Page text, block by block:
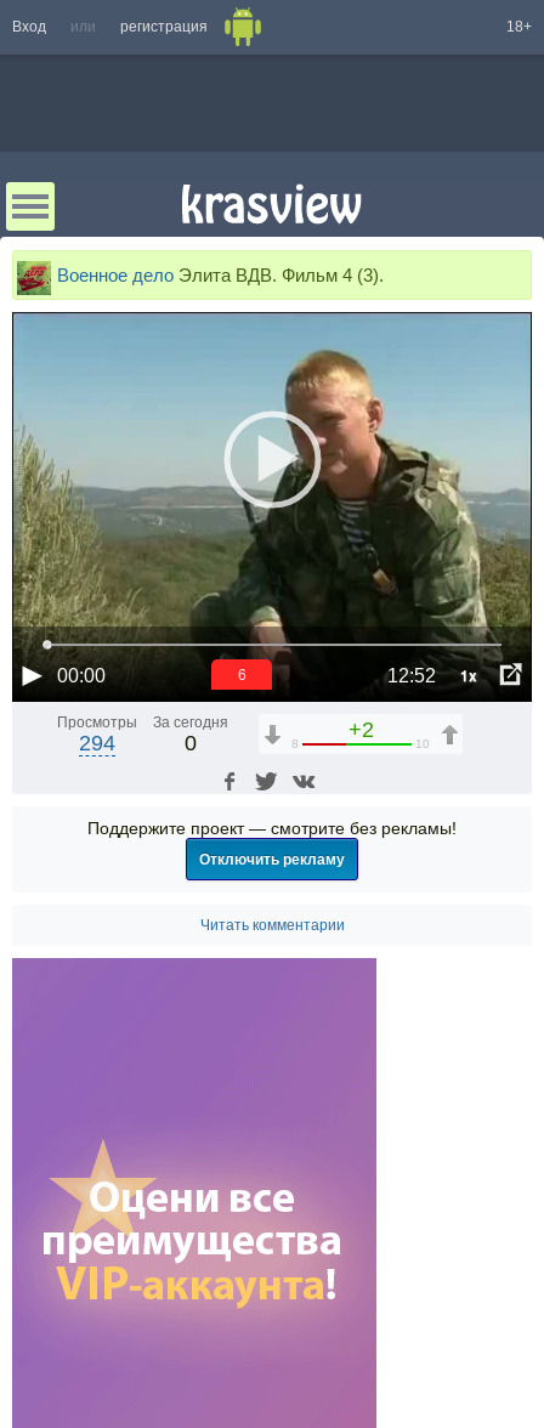
Вход или регистрация 18+
Военное дело Элита ВДВ. Фильм 4 (3).
00:00 12:52 1x
5
Просмотры
294
За сегодня
0
+2
8 10
Поддержите проект — смотрите без рекламы!
Отключить рекламу
Читать комментарии